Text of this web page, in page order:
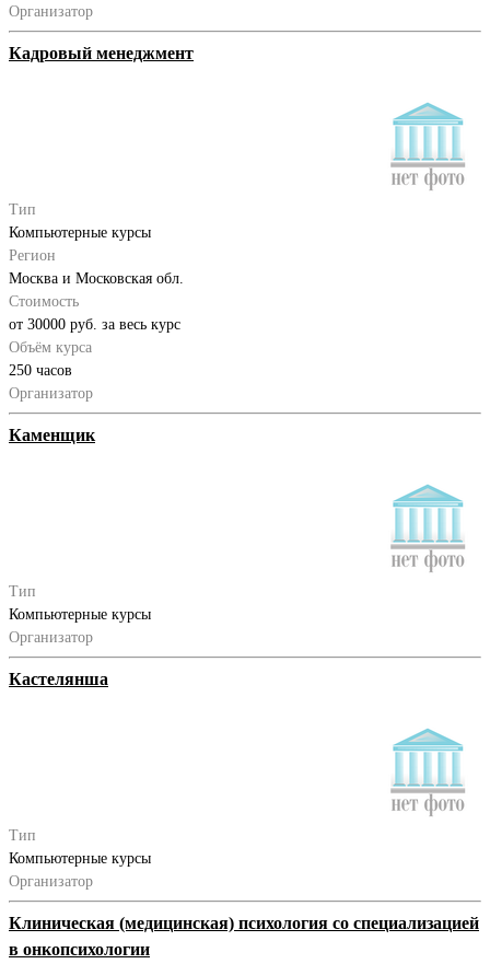
Организатор
Кадровый менеджмент
Тип
Компьютерные курсы
Регион
Москва и Московская обл.
Стоимость
от 30000 руб. за весь курс
Объём курса
250 часов
Организатор
Каменщик
Тип
Компьютерные курсы
Организатор
Кастелянша
Тип
Компьютерные курсы
Организатор
Клиническая (медицинская) психология со специализацией
в онкопсихологии